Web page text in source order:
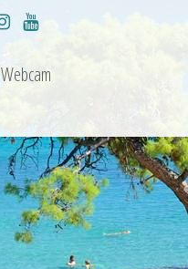
Webcam